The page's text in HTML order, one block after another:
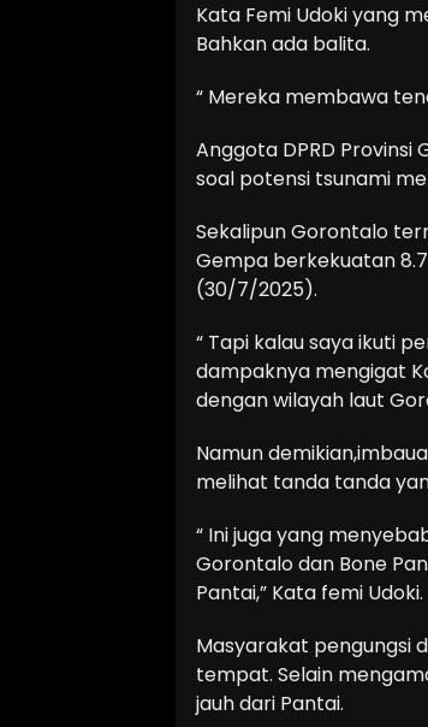
Kata Femi Udoki yang
Bahkan ada balita.
“ Mereka membawa
Anggota DPRD
soal potensi tsunami
Sekalipun Gorontalo
Gempa berkekuatan 8.7
(30/7/2025).
“ Tapi kalau saya ikuti
dampaknya mengigat
dengan wilayah laut
Namun
melihat tanda tanda
“ Ini juga yang
Gorontalo dan Bone
Pantai,” Kata femi Udoki.
Masyarakat pengungsi
tempat. Selain
jauh dari Pantai.